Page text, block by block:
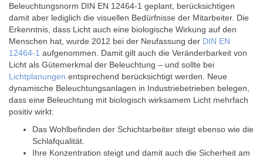
Beleuchtungsnorm DIN EN 12464-1 geplant, berücksichtigen
damit aber lediglich die visuellen Bedürfnisse der Mitarbeiter. Die
Erkenntnis, dass Licht auch eine biologische Wirkung auf den
Menschen hat, wurde 2012 bei der Neufassung der DIN EN
12464-1 aufgenommen. Damit gilt auch die Veränderbarkeit von
Licht als Gütemerkmal der Beleuchtung – und sollte bei
Lichtplanungen entsprechend berücksichtigt werden. Neue
dynamische Beleuchtungsanlagen in Industriebetrieben belegen,
dass eine Beleuchtung mit biologisch wirksamem Licht mehrfach
positiv wirkt:
Das Wohlbefinden der Schichtarbeiter steigt ebenso wie die
Schlafqualität.
Ihre Konzentration steigt und damit auch die Sicherheit am